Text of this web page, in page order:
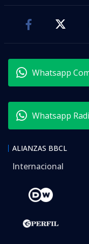
Whatsapp
Whatsapp
ALIANZAS BBCL
Internacional